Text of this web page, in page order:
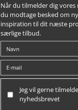
Når du tilmelder dig vores
du modtage besked om
inspiration til dit næste
særlige tilbud.
Jeg vil gerne
nyhedsbrevet